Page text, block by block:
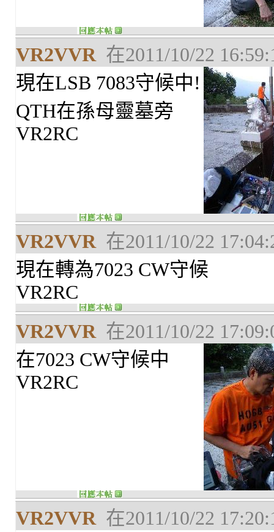
VR2VVR在2011/10/22
現在LSB 7083守候中!
QTH在孫母靈墓旁
VR2RC
VR2VVR在2011/10/22
現在轉為7023 CW守候
VR2RC
VR2VVR在2011/10/22
在7023 CW守候中
VR2RC
VR2VVR在2011/10/22